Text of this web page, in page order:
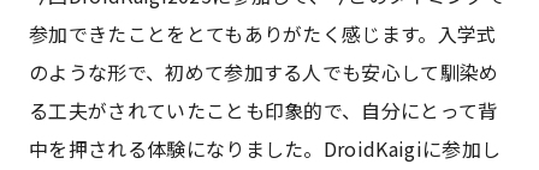
参加できたことをとてもありがたく感じます。入学式
のような形で、初めて参加する人でも安心して馴染め
る工夫がされていたことも印象的で、自分にとって背
中を押される体験になりました。DroidKaigiに参加し